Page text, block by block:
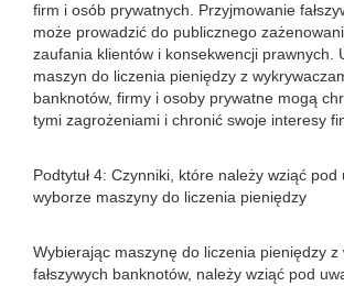
firm i osób prywatnych. Przyjmowanie
może prowadzić do publicznego
zaufania klientów i konsekwencji prawnych.
maszyn do liczenia pieniędzy z
banknotów, firmy i osoby prywatne mogą
tymi zagrożeniami i chronić swoje interesy
Podtytuł 4: Czynniki, które należy wziąć pod
wyborze maszyny do liczenia pieniędzy
Wybierając maszynę do liczenia pieniędzy z
fałszywych banknotów, należy wziąć pod